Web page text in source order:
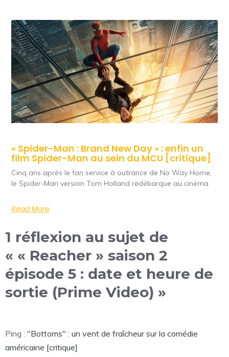
« Spider-Man : Brand New Day » : enfin un
film Spider-Man au sein du MCU [critique]
Cinq ans après le fan service à outrance de No Way Home,
le Spider-Man version Tom Holland redébarque au cinéma
Read More
1 réflexion au sujet de
« « Reacher » saison 2
épisode 5 : date et heure de
sortie (Prime Video) »
Ping : "Bottoms" : un vent de fraîcheur sur la comédie
américaine [critique]